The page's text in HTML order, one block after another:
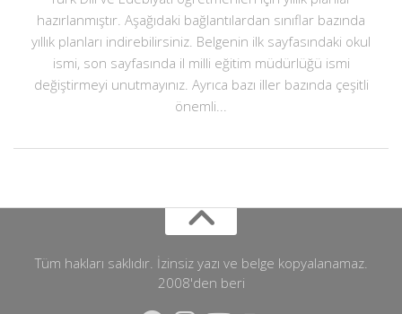
hazırlanmıştır. Aşağıdaki bağlantılardan sınıflar bazında
yıllık planları indirebilirsiniz. Belgenin ilk sayfasındaki okul
ismi, son sayfasında il milli eğitim müdürlüğü ismi
değiştirmeyi unutmayınız. Ayrıca bazı iller bazında çeşitli
önemli...
Tüm hakları saklıdır. İzinsiz yazı ve belge kopyalanamaz.
2008'den beri